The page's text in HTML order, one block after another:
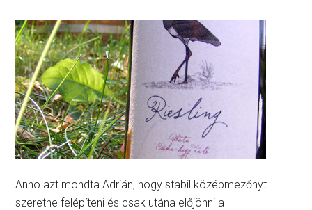
Anno azt mondta Adrián, hogy stabil középmezőnyt
szeretne felépíteni és csak utána előjönni a